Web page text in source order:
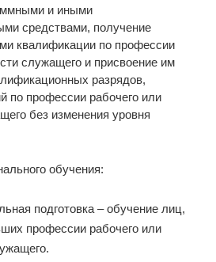
и иными
средствами, получение
квалификации по профессии
служащего и присвоение им
разрядов,
по профессии рабочего или
без изменения уровня
обучения:
подготовка – обучение лиц,
профессии рабочего или